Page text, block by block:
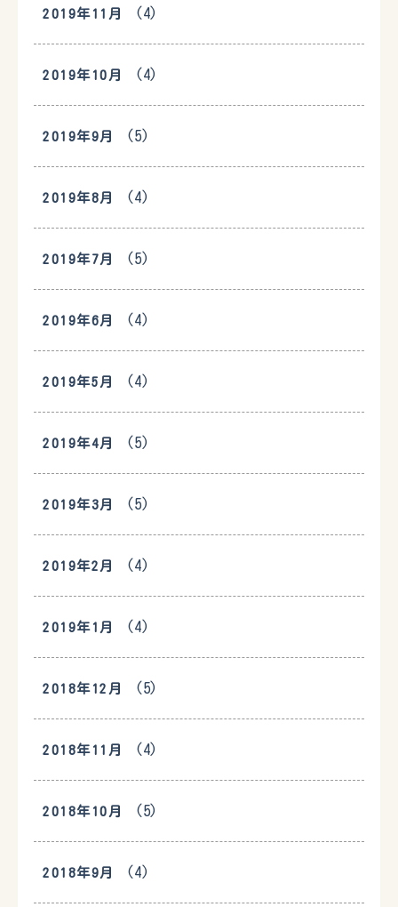
2019年11月 (4)
2019年10月 (4)
2019年9月 (5)
2019年8月 (4)
2019年7月 (5)
2019年6月 (4)
2019年5月 (4)
2019年4月 (5)
2019年3月 (5)
2019年2月 (4)
2019年1月 (4)
2018年12月 (5)
2018年11月 (4)
2018年10月 (5)
2018年9月 (4)